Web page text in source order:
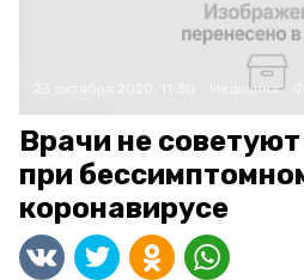
Медицина
Врачи не
при
коронавирусе